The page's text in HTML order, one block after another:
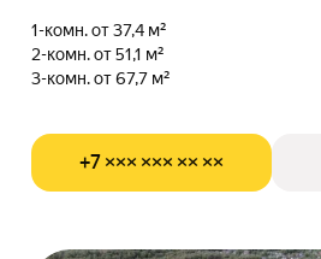
1-комн. от 37,4 м²
2-комн. от 51,1 м²
3-комн. от 67,7 м²
+7 ××× ××× ×× ××